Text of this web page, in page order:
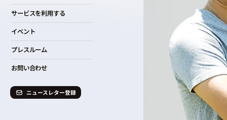
サービスを利用する
イベント
プレスルーム
お問い合わせ
ニュースレター登録